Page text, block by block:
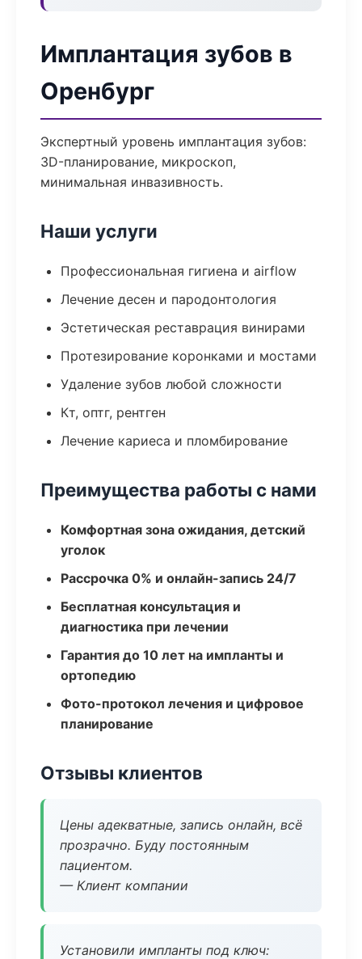
Имплантация зубов в
Оренбург
Экспертный уровень имплантация зубов:
3D-планирование, микроскоп,
минимальная инвазивность.
Наши услуги
Профессиональная гигиена и airflow
Лечение десен и пародонтология
Эстетическая реставрация винирами
Протезирование коронками и мостами
Удаление зубов любой сложности
Кт, оптг, рентген
Лечение кариеса и пломбирование
Преимущества работы с нами
Комфортная зона ожидания, детский
уголок
Рассрочка 0% и онлайн-запись 24/7
Бесплатная консультация и
диагностика при лечении
Гарантия до 10 лет на импланты и
ортопедию
Фото-протокол лечения и цифровое
планирование
Отзывы клиентов
Цены адекватные, запись онлайн, всё
прозрачно. Буду постоянным
пациентом.
— Клиент компании
Установили импланты под ключ: